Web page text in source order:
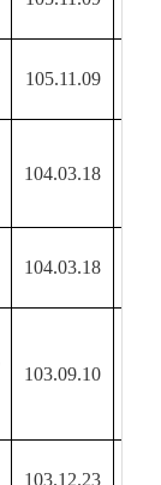
105.11.09
104.03.18
104.03.18
103.09.10
103.12.23